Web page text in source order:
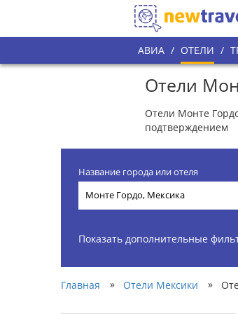
АВИА / ОТЕЛИ /
Отели
Отели Монте
подтверждением
Название города или отеля
Показать дополнительные
Главная » Отели Мексики »